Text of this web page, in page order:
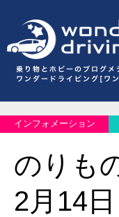
インフォメーション
のりも
2月14